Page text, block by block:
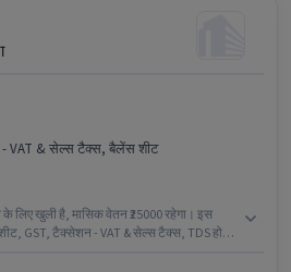
- VAT & सेल्स टैक्स, बैलेंस शीट
के लिए खुली है, मासिक वेतन ₹25000 रहेगा। इस
GST, टैक्सेशन - VAT & सेल्स टैक्स, TDS होना